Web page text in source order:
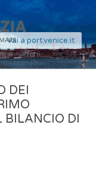
Vai a port.venice.it
DEI
BILANCIO DI